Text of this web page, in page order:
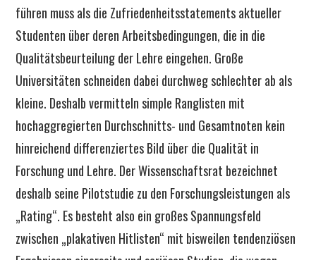
führen muss als die Zufriedenheitsstatements aktueller
Studenten über deren Arbeitsbedingungen, die in die
Qualitätsbeurteilung der Lehre eingehen. Große
Universitäten schneiden dabei durchweg schlechter ab als
kleine. Deshalb vermitteln simple Ranglisten mit
hochaggregierten Durchschnitts- und Gesamtnoten kein
hinreichend differenziertes Bild über die Qualität in
Forschung und Lehre. Der Wissenschaftsrat bezeichnet
deshalb seine Pilotstudie zu den Forschungsleistungen als
„Rating“. Es besteht also ein großes Spannungsfeld
zwischen „plakativen Hitlisten“ mit bisweilen tendenziösen